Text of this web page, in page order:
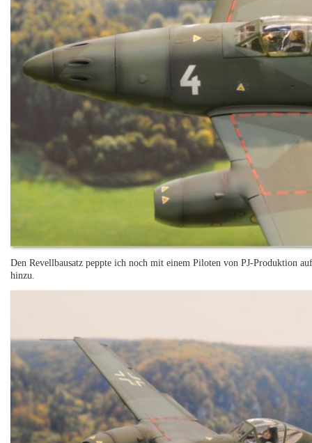
Den Revellbausatz peppte ich noch mit einem Piloten von PJ-Produktion
hinzu.